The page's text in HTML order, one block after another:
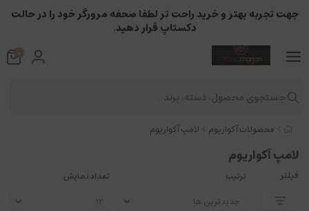
محصولات آکواریوم لامپ آکواریوم
لامپ آکواریوم
فیلتر ترتیب تعداد نمایش
جهت تجربه بهتر و خرید راحت تر لطفا صحفه مرورگر خود را در حالت
دکستاپ قرار دهید.
0
جستجوی محصول، دسته، برند...